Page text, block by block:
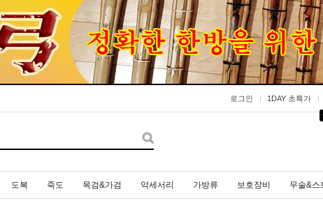
로그인 1DAY 초특가
도복 죽도 목검&가검 악세서리 가방류 보호장비 무술&스